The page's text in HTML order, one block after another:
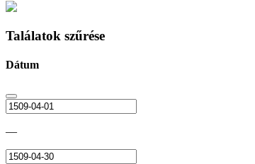
Találatok szűrése
Dátum
—